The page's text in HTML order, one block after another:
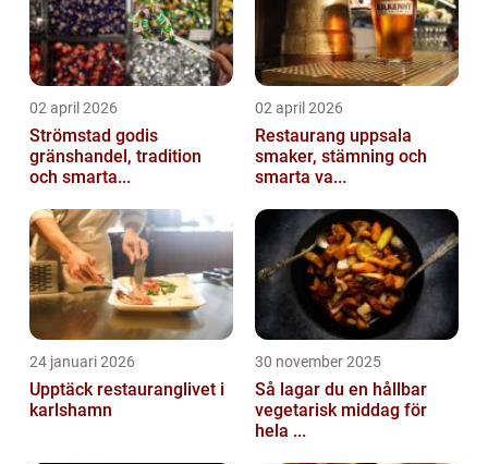
02 april 2026
Strömstad godis
gränshandel, tradition
och smarta...
02 april 2026
Restaurang uppsala
smaker, stämning och
smarta va...
24 januari 2026
Upptäck restauranglivet i
karlshamn
30 november 2025
Så lagar du en hållbar
vegetarisk middag för
hela ...